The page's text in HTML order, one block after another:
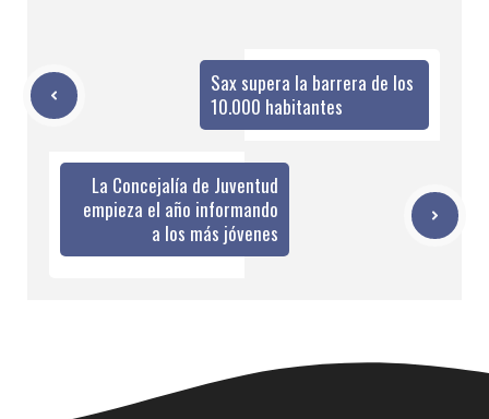
Sax supera la barrera de los
10.000 habitantes
La Concejalía de Juventud
empieza el año informando
a los más jóvenes